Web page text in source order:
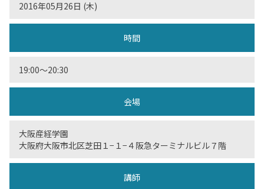
2016年05月26日 (木)
時間
19:00〜20:30
会場
大阪産経学園
大阪府大阪市北区芝田１−１−４阪急ターミナルビル７階
講師